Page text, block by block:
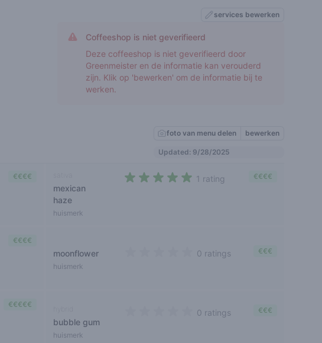
services bewerken
Coffeeshop is niet geverifieerd
Deze coffeeshop is niet geverifieerd door
Greenmeister en de informatie kan verouderd
zijn. Klik op 'bewerken' om de informatie bij te
werken.
foto van menu delen bewerken
Updated: 9/28/2025
€€€€
mexican
haze
huismerk
1 rating €€€€
€€€€
moonflower
huismerk
0 ratings €€€
€€€€€
bubble gum
huismerk
0 ratings €€€